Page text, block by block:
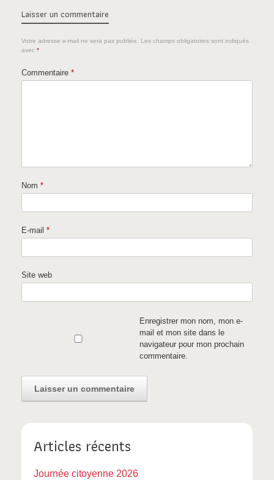
Laisser un commentaire
Votre adresse e-mail ne sera pas publiée. Les champs obligatoires sont indiqués
avec *
Commentaire *
Nom *
E-mail *
Site web
Enregistrer mon nom, mon e-
mail et mon site dans le
navigateur pour mon prochain
commentaire.
Articles récents
Journée citoyenne 2026